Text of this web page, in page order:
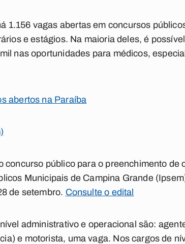
1.156 vagas abertas em concursos
e estágios. Na maioria deles, é
nas oportunidades para médicos,
abertos na Paraíba
concurso público para o preenchimento de
Municipais de Campina Grande
de setembro. Consulte o edital
administrativo e operacional são:
e motorista, uma vaga. Nos cargos de